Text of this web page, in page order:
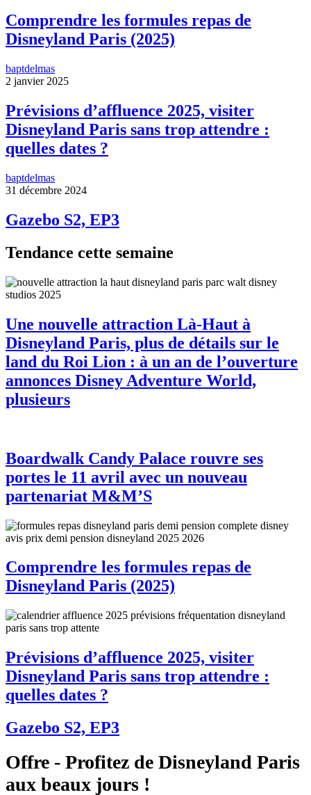
Comprendre les formules repas de
Disneyland Paris (2025)
baptdelmas
2 janvier 2025
Prévisions d’affluence 2025, visiter
Disneyland Paris sans trop attendre :
quelles dates ?
baptdelmas
31 décembre 2024
Gazebo S2, EP3
Tendance cette semaine
Une nouvelle attraction Là-Haut à
Disneyland Paris, plus de détails sur le
land du Roi Lion : à un an de l’ouverture
annonces Disney Adventure World,
plusieurs
Boardwalk Candy Palace rouvre ses
portes le 11 avril avec un nouveau
partenariat M&M’S
Comprendre les formules repas de
Disneyland Paris (2025)
Prévisions d’affluence 2025, visiter
Disneyland Paris sans trop attendre :
quelles dates ?
Gazebo S2, EP3
Offre - Profitez de Disneyland Paris
aux beaux jours !